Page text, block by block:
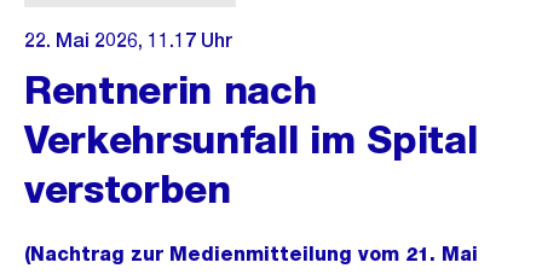
22. Mai 2026, 11.17 Uhr
Rentnerin nach
Verkehrsunfall im Spital
verstorben
(Nachtrag zur Medienmitteilung vom 21. Mai